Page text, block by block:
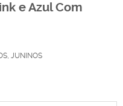
e Azul Com
, JUNINOS